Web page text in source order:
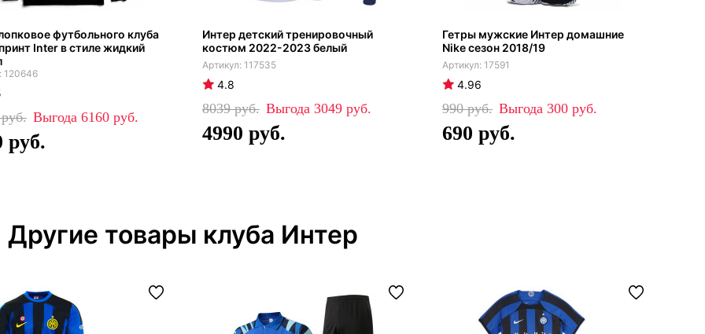
футбольного клуба
Inter в стиле жидкий
120646
6160
Интер детский тренировочный
костюм 2022-2023 белый
117535
4.8
8039 3049
4990
Гетры мужские Интер домашние
Nike сезон 2018/19
17591
4.96
990 300
690
Другие товары клуба Интер